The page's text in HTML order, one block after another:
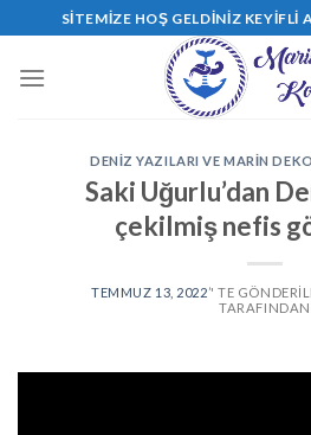
to
content
SITEMIZE HOŞ GELDINIZ KEYIFLI
DENIZ YAZILARI VE MARIN
Saki Uğurlu’dan
çekilmiş nefis
TEMMUZ 13, 2022’' TE
TARAFINDAN